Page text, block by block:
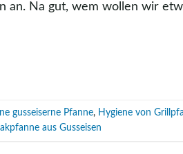
an. Na gut, wem wollen wir
gusseiserne Pfanne, Hygiene von
aus Gusseisen